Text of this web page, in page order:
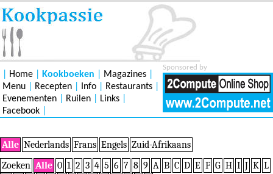
Sponsored by
Home Kookboeken Magazines
Menu
Recepten Info Restaurants
Evenementen
Ruilen Links
Facebook
Alle Nederlands Frans Engels Zuid-Afrikaans
Zoeken Alle 0 1 2 3 4 5 6 7 8 9 A B C D E F G H I J K L